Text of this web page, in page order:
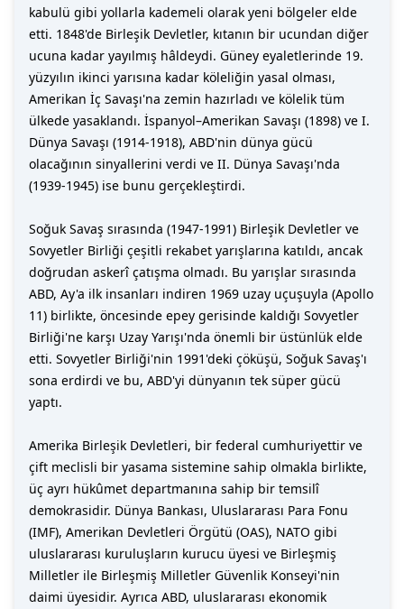
kabulü gibi yollarla kademeli olarak yeni bölgeler elde
etti. 1848'de Birleşik Devletler, kıtanın bir ucundan diğer
ucuna kadar yayılmış hâldeydi. Güney eyaletlerinde 19.
yüzyılın ikinci yarısına kadar köleliğin yasal olması,
Amerikan İç Savaşı'na zemin hazırladı ve kölelik tüm
ülkede yasaklandı. İspanyol–Amerikan Savaşı (1898) ve I.
Dünya Savaşı (1914-1918), ABD'nin dünya gücü
olacağının sinyallerini verdi ve II. Dünya Savaşı'nda
(1939-1945) ise bunu gerçekleştirdi.
Soğuk Savaş sırasında (1947-1991) Birleşik Devletler ve
Sovyetler Birliği çeşitli rekabet yarışlarına katıldı, ancak
doğrudan askerî çatışma olmadı. Bu yarışlar sırasında
ABD, Ay'a ilk insanları indiren 1969 uzay uçuşuyla (Apollo
11) birlikte, öncesinde epey gerisinde kaldığı Sovyetler
Birliği'ne karşı Uzay Yarışı'nda önemli bir üstünlük elde
etti. Sovyetler Birliği'nin 1991'deki çöküşü, Soğuk Savaş'ı
sona erdirdi ve bu, ABD'yi dünyanın tek süper gücü
yaptı.
Amerika Birleşik Devletleri, bir federal cumhuriyettir ve
çift meclisli bir yasama sistemine sahip olmakla birlikte,
üç ayrı hükûmet departmanına sahip bir temsilî
demokrasidir. Dünya Bankası, Uluslararası Para Fonu
(IMF), Amerikan Devletleri Örgütü (OAS), NATO gibi
uluslararası kuruluşların kurucu üyesi ve Birleşmiş
Milletler ile Birleşmiş Milletler Güvenlik Konseyi'nin
daimi üyesidir. Ayrıca ABD, uluslararası ekonomik